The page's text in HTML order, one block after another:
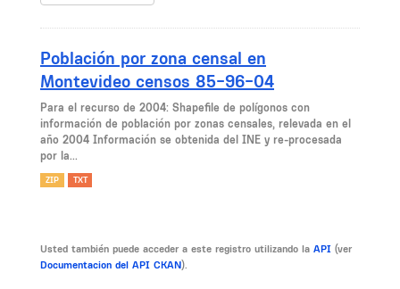
Población por zona censal en
Montevideo censos 85-96-04
Para el recurso de 2004: Shapefile de polígonos con
información de población por zonas censales, relevada en el
año 2004 Información se obtenida del INE y re-procesada
por la...
ZIP TXT
Usted también puede acceder a este registro utilizando la API (ver
Documentacion del API CKAN).